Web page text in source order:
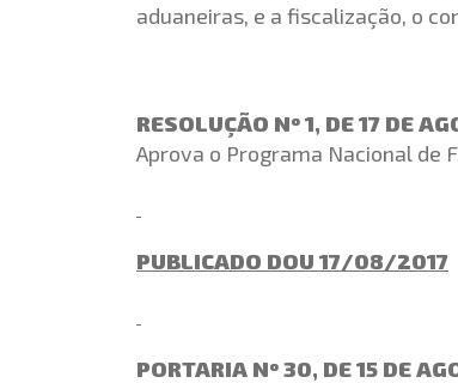
aduaneiras, e a fiscalização, o
RESOLUÇÃO Nº 1, DE 17 DE
Aprova o Programa Nacional de
PUBLICADO DOU 17/08/2017
PORTARIA Nº 30, DE 15 DE